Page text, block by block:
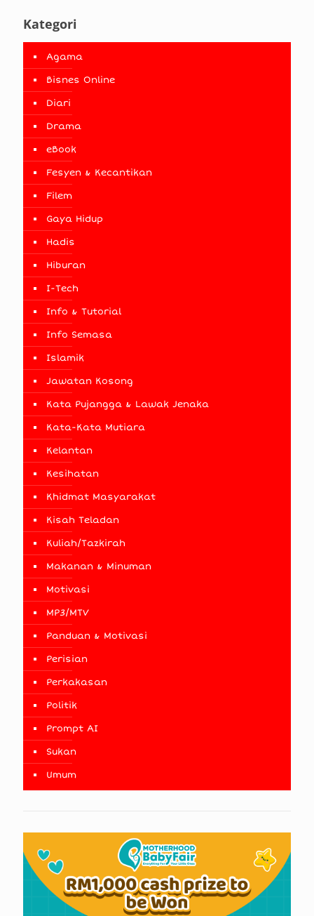
Kategori
Agama
Bisnes Online
Diari
Drama
eBook
Fesyen & Kecantikan
Filem
Gaya Hidup
Hadis
Hiburan
I-Tech
Info & Tutorial
Info Semasa
Islamik
Jawatan Kosong
Kata Pujangga & Lawak Jenaka
Kata-Kata Mutiara
Kelantan
Kesihatan
Khidmat Masyarakat
Kisah Teladan
Kuliah/Tazkirah
Makanan & Minuman
Motivasi
MP3/MTV
Panduan & Motivasi
Perisian
Perkakasan
Politik
Prompt AI
Sukan
Umum